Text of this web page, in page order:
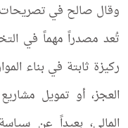
وقال صالح في تصريحات
تُعد مصدراً مهماً في
ركيزة ثابتة في بناء
العجز، أو تمويل